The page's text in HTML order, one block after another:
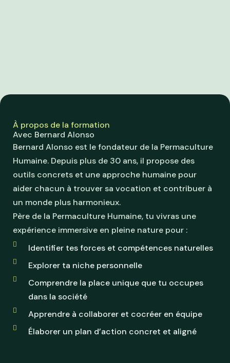
À propos de la formation
Avec Bernard Alonso
Bernard Alonso est le fondateur de la Permaculture
Humaine. Depuis plus de 30 ans, il propose des
outils concrets et une approche humaine pour
aider chacun à trouver sa vocation et contribuer à
un monde plus harmonieux.
Père de la Permaculture Humaine, tu vivras une
expérience immersive en pleine nature pour :
Identifier tes forces et compétences naturelles
Explorer ta niche personnelle
Comprendre la place unique que tu occupes
dans la société
Apprendre à collaborer et cocréer en équipe
Élaborer un plan d’action concret et aligné